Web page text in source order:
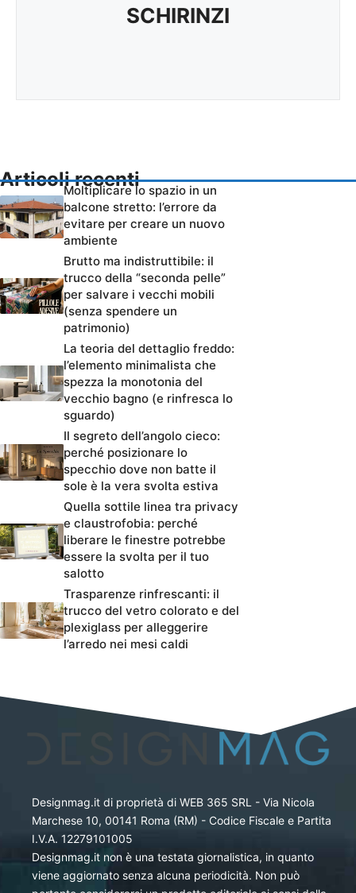
SCHIRINZI
Articoli recenti
Moltiplicare lo spazio in un
balcone stretto: l’errore da
evitare per creare un nuovo
ambiente
Brutto ma indistruttibile: il
trucco della “seconda pelle”
per salvare i vecchi mobili
(senza spendere un
patrimonio)
La teoria del dettaglio freddo:
l’elemento minimalista che
spezza la monotonia del
vecchio bagno (e rinfresca lo
sguardo)
Il segreto dell’angolo cieco:
perché posizionare lo
specchio dove non batte il
sole è la vera svolta estiva
Quella sottile linea tra privacy
e claustrofobia: perché
liberare le finestre potrebbe
essere la svolta per il tuo
salotto
Trasparenze rinfrescanti: il
trucco del vetro colorato e del
plexiglass per alleggerire
l’arredo nei mesi caldi
Designmag.it di proprietà di WEB 365 SRL - Via Nicola
Marchese 10, 00141 Roma (RM) - Codice Fiscale e Partita
I.V.A. 12279101005
Designmag.it non è una testata giornalistica, in quanto
viene aggiornato senza alcuna periodicità. Non può